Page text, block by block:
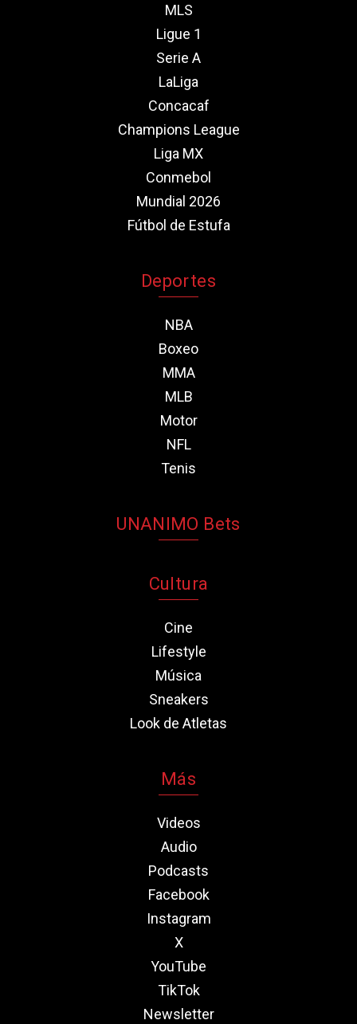
MLS
Ligue 1
Serie A
LaLiga
Concacaf
Champions League
Liga MX
Conmebol
Mundial 2026
Fútbol de Estufa
Deportes
NBA
Boxeo
MMA
MLB
Motor
NFL
Tenis
UNANIMO Bets
Cultura
Cine
Lifestyle
Música
Sneakers
Look de Atletas
Más
Videos
Audio
Podcasts
Facebook
Instagram
X
YouTube
TikTok
Newsletter